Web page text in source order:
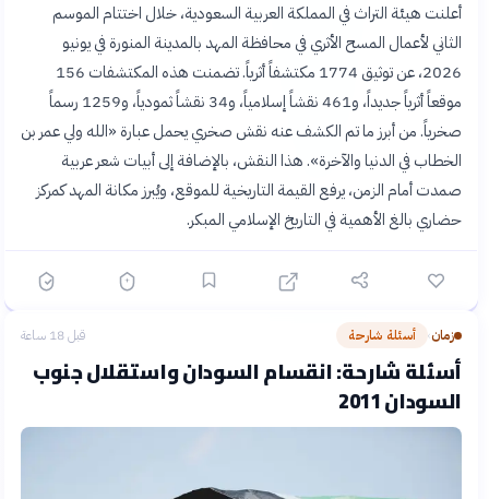
أعلنت هيئة التراث في المملكة العربية السعودية، خلال اختتام الموسم
الثاني لأعمال المسح الأثري في محافظة المهد بالمدينة المنورة في يونيو
2026، عن توثيق 1774 مكتشفاً أثرياً. تضمنت هذه المكتشفات 156
موقعاً أثرياً جديداً، و461 نقشاً إسلامياً، و34 نقشاً ثمودياً، و1259 رسماً
صخرياً. من أبرز ما تم الكشف عنه نقش صخري يحمل عبارة «الله ولي عمر بن
الخطاب في الدنيا والآخرة». هذا النقش، بالإضافة إلى أبيات شعر عربية
صمدت أمام الزمن، يرفع القيمة التاريخية للموقع، ويُبرز مكانة المهد كمركز
حضاري بالغ الأهمية في التاريخ الإسلامي المبكر.
زمان› أسئلة شارحة قبل 18 ساعة
أسئلة شارحة: انقسام السودان واستقلال جنوب
السودان 2011